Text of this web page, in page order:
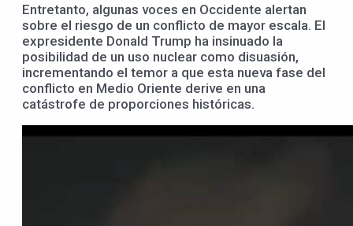
Entretanto, algunas voces en Occidente alertan
sobre el riesgo de un conflicto de mayor escala. El
expresidente Donald Trump ha insinuado la
posibilidad de un uso nuclear como disuasión,
incrementando el temor a que esta nueva fase del
conflicto en Medio Oriente derive en una
catástrofe de proporciones históricas.